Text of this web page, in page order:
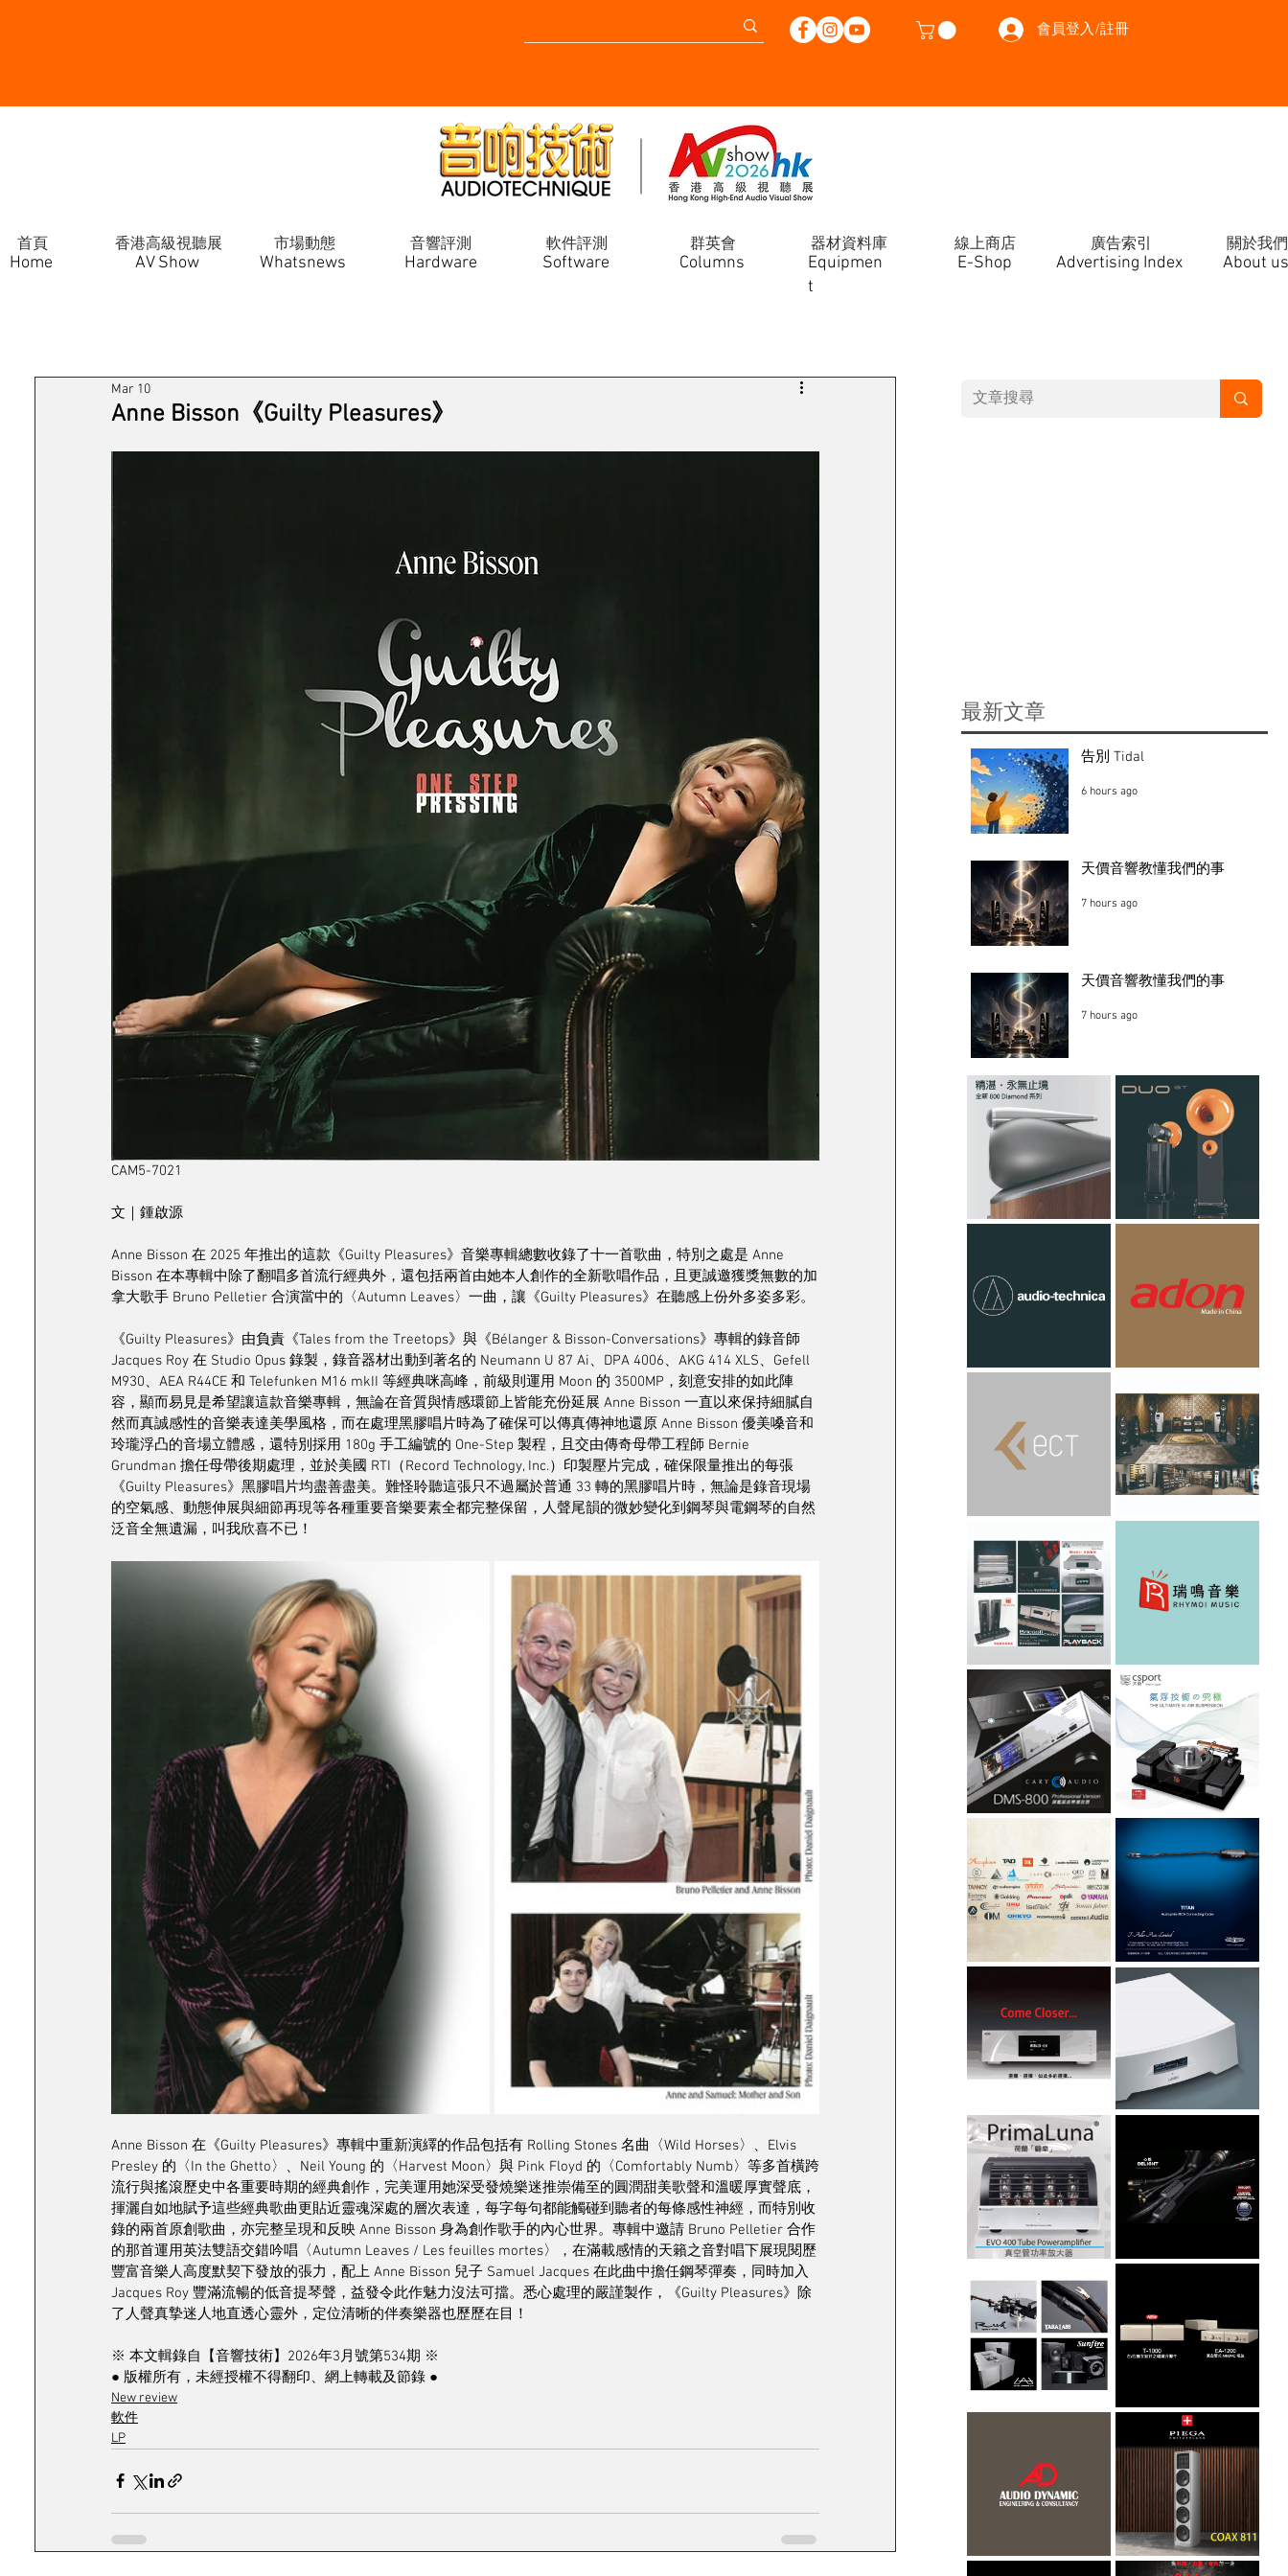
會員登入/註冊
Home
首頁 香港高級視聽展 市場動態 音響評測 軟件評測 群英會 器材資料庫 線上商店 廣告索引 關於我們
AV Show Whatsnews Hardware Software
Equipmen
t
E-Shop
Columns About us
Advertising Index
Anne Bisson《Guilty Pleasures》
Mar 10
CAM5-7021
文｜鍾啟源
Anne Bisson 在 2025 年推出的這款《Guilty Pleasures》音樂專輯總數收錄了十一首歌曲，特別之處是 Anne
Bisson 在本專輯中除了翻唱多首流行經典外，還包括兩首由她本人創作的全新歌唱作品，且更誠邀獲獎無數的加
拿大歌手 Bruno Pelletier 合演當中的〈Autumn Leaves〉一曲，讓《Guilty Pleasures》在聽感上份外多姿多彩。
《Guilty Pleasures》由負責《Tales from the Treetops》與《Bélanger & Bisson-Conversations》專輯的錄音師
Jacques Roy 在 Studio Opus 錄製，錄音器材出動到著名的 Neumann U 87 Ai、DPA 4006、AKG 414 XLS、Gefell
M930、AEA R44CE 和 Telefunken M16 mkII 等經典咪高峰，前級則運用 Moon 的 3500MP，刻意安排的如此陣
容，顯而易見是希望讓這款音樂專輯，無論在音質與情感環節上皆能充份延展 Anne Bisson 一直以來保持細膩自
然而真誠感性的音樂表達美學風格，而在處理黑膠唱片時為了確保可以傳真傳神地還原 Anne Bisson 優美嗓音和
玲瓏浮凸的音場立體感，還特別採用 180g 手工編號的 One-Step 製程，且交由傳奇母帶工程師 Bernie
Grundman 擔任母帶後期處理，並於美國 RTI（Record Technology, Inc.）印製壓片完成，確保限量推出的每張
《Guilty Pleasures》黑膠唱片均盡善盡美。難怪聆聽這張只不過屬於普通 33 轉的黑膠唱片時，無論是錄音現場
的空氣感、動態伸展與細節再現等各種重要音樂要素全都完整保留，人聲尾韻的微妙變化到鋼琴與電鋼琴的自然
泛音全無遺漏，叫我欣喜不已！
Anne Bisson 在《Guilty Pleasures》專輯中重新演繹的作品包括有 Rolling Stones 名曲〈Wild Horses〉、Elvis
Presley 的〈In the Ghetto〉、Neil Young 的〈Harvest Moon〉與 Pink Floyd 的〈Comfortably Numb〉等多首橫跨
流行與搖滾歷史中各重要時期的經典創作，完美運用她深受發燒樂迷推崇備至的圓潤甜美歌聲和溫暖厚實聲底，
揮灑自如地賦予這些經典歌曲更貼近靈魂深處的層次表達，每字每句都能觸碰到聽者的每條感性神經，而特別收
錄的兩首原創歌曲，亦完整呈現和反映 Anne Bisson 身為創作歌手的內心世界。專輯中邀請 Bruno Pelletier 合作
的那首運用英法雙語交錯吟唱〈Autumn Leaves / Les feuilles mortes〉，在滿載感情的天籟之音對唱下展現閱歷
豐富音樂人高度默契下發放的張力，配上 Anne Bisson 兒子 Samuel Jacques 在此曲中擔任鋼琴彈奏，同時加入
Jacques Roy 豐滿流暢的低音提琴聲，益發令此作魅力沒法可擋。悉心處理的嚴謹製作，《Guilty Pleasures》除
了人聲真摯迷人地直透心靈外，定位清晰的伴奏樂器也歷歷在目！
※ 本文輯錄自【音響技術】2026年3月號第534期 ※
● 版權所有，未經授權不得翻印、網上轉載及節錄 ●
New review
軟件
LP
​最新文章
告別 Tidal
6 hours ago
天價音響教懂我們的事
7 hours ago
天價音響教懂我們的事
7 hours ago